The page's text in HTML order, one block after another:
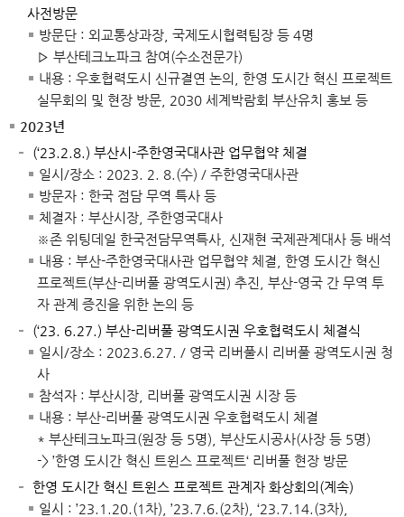
사전방문
방문단 : 외교통상과장, 국제도시협력팀장 등 4명
▹ 부산테크노파크 참여(수소전문가)
내용 : 우호협력도시 신규결연 논의, 한영 도시간 혁신 프로젝트
실무회의 및 현장 방문, 2030 세계박람회 부산유치 홍보 등
2023년
(‘23.2.8.) 부산시-주한영국대사관 업무협약 체결
일시/장소 : 2023. 2. 8.(수) / 주한영국대사관
방문자 : 한국 점담 무역 특사 등
체결자 : 부산시장, 주한영국대사
※존 위팅데일 한국전담무역특사, 신재현 국제관계대사 등 배석
내용 : 부산-주한영국대사관 업무협약 체결, 한영 도시간 혁신
프로젝트(부산-리버풀 광역도시권) 추진, 부산-영국 간 무역 투
자 관계 증진을 위한 논의 등
(‘23. 6.27.) 부산-리버풀 광역도시권 우호협력도시 체결식
일시/장소 : 2023.6.27. / 영국 리버풀시 리버풀 광역도시권 청
사
참석자 : 부산시장, 리버풀 광역도시권 시장 등
내용 : 부산-리버풀 광역도시권 우호협력도시 체결
* 부산테크노파크(원장 등 5명), 부산도시공사(사장 등 5명)
-> ’한영 도시간 혁신 트윈스 프로젝트‘ 리버풀 현장 방문
한영 도시간 혁신 트윈스 프로젝트 관계자 화상회의(계속)
일시 : ’23.1.20.(1차), ’23.7.6.(2차), ‘23.7.14.(3차),